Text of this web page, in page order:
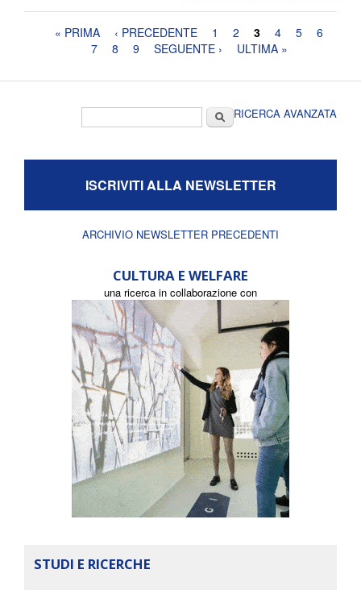
Pagine« PRIMA ‹ PRECEDENTE 1 2 3 4 5
6
7
8 9 SEGUENTE › ULTIMA »
CercaRICERCA AVANZATA
ISCRIVITI ALLA NEWSLETTER
ARCHIVIO NEWSLETTER PRECEDENTI
CULTURA E WELFARE
una ricerca in collaborazione con
STUDI E RICERCHE